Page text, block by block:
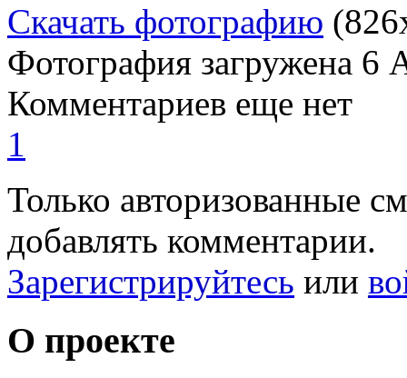
Скачать фотографию
Фотография загружена 6
Комментариев еще нет
1
Только авторизованные
добавлять комментарии.
Зарегистрируйтесь или
О проекте